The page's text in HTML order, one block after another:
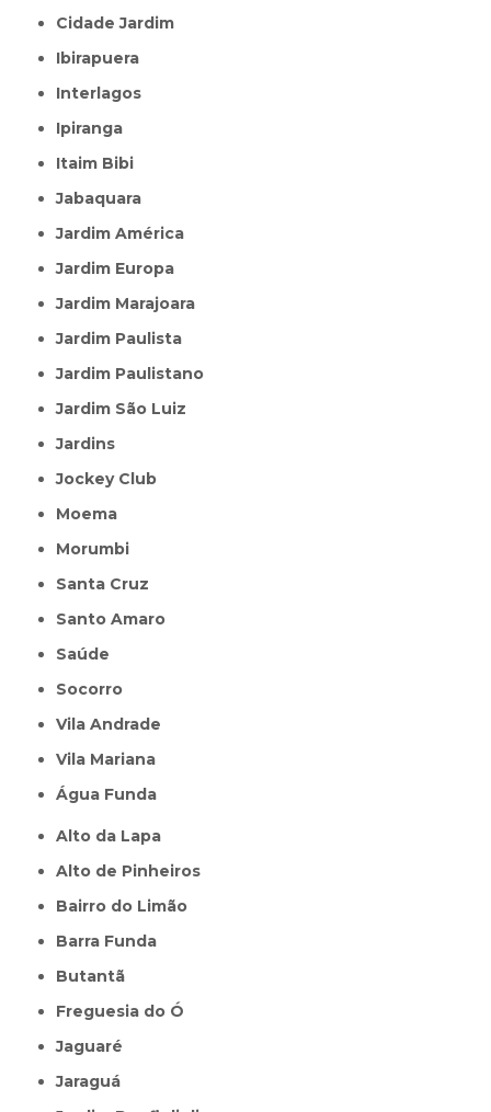
Cidade Jardim
Ibirapuera
Interlagos
Ipiranga
Itaim Bibi
Jabaquara
Jardim América
Jardim Europa
Jardim Marajoara
Jardim Paulista
Jardim Paulistano
Jardim São Luiz
Jardins
Jockey Club
Moema
Morumbi
Santa Cruz
Santo Amaro
Saúde
Socorro
Vila Andrade
Vila Mariana
Água Funda
Alto da Lapa
Alto de Pinheiros
Bairro do Limão
Barra Funda
Butantã
Freguesia do Ó
Jaguaré
Jaraguá